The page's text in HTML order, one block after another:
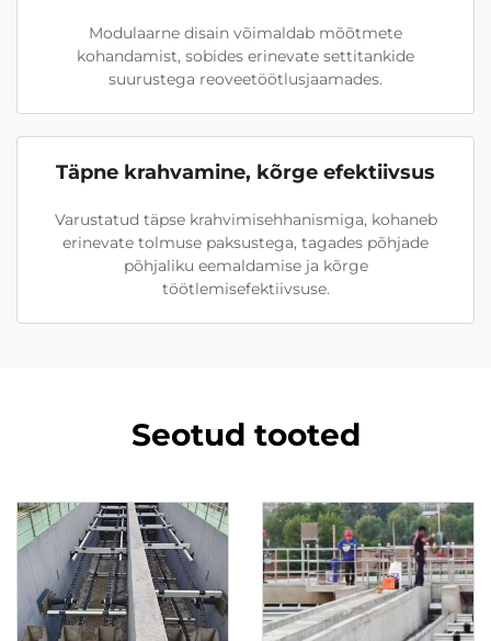
Modulaarne disain võimaldab mõõtmete
kohandamist, sobides erinevate settitankide
suurustega reoveetöötlusjaamades.
Täpne krahvamine, kõrge efektiivsus
Varustatud täpse krahvimisehhanismiga, kohaneb
erinevate tolmuse paksustega, tagades põhjade
põhjaliku eemaldamise ja kõrge
töötlemisefektiivsuse.
Seotud tooted